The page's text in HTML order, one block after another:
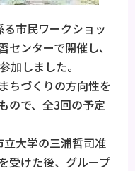
市民ワークショッ
ンターで開催し、
加しました。
ちづくりの方向性を
ので、全3回の予定
大学の三浦哲司准
受けた後、グループ